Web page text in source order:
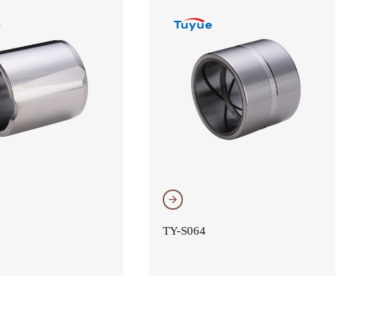
𐃔
TY-S064